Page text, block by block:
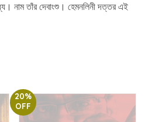
নাম তাঁর দেবাংশু। হেমনলিনী দত্তর এই
20%
OFF